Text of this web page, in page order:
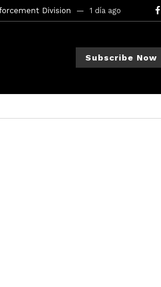
Division 1 día ago
Amendments to Rule 0‑1(a)(7) 2 días ago
Meeting
Subscribe Now